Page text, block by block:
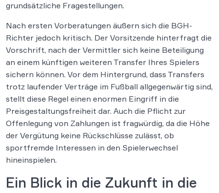
grundsätzliche Fragestellungen.
Nach ersten Vorberatungen äußern sich die BGH-
Richter jedoch kritisch. Der Vorsitzende hinterfragt die
Vorschrift, nach der Vermittler sich keine Beteiligung
an einem künftigen weiteren Transfer Ihres Spielers
sichern können. Vor dem Hintergrund, dass Transfers
trotz laufender Verträge im Fußball allgegenwärtig sind,
stellt diese Regel einen enormen Eingriff in die
Preisgestaltungsfreiheit dar. Auch die Pflicht zur
Offenlegung von Zahlungen ist fragwürdig, da die Höhe
der Vergütung keine Rückschlüsse zulässt, ob
sportfremde Interessen in den Spielerwechsel
hineinspielen.
Ein Blick in die Zukunft in die